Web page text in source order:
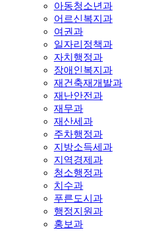
아동청소년과
어르신복지과
여권과
일자리정책과
자치행정과
장애인복지과
재건축재개발과
재난안전과
재무과
재산세과
주차행정과
지방소득세과
지역경제과
청소행정과
치수과
푸른도시과
행정지원과
홍보과